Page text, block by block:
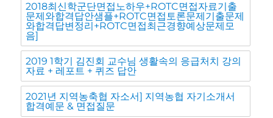
2018최신학군단면접노하우+ROTC면접자료기출
문제와합격답안샘플+ROTC면접토론문제기출문제
와합격답변정리+ROTC면접최근경향예상문제모
음]
2019 1학기 김진회 교수님 생활속의 응급처치 강의
자료 + 레포트 + 퀴즈 답안
2021년 지역농축협 자소서] 지역농협 자기소개서
합격예문 & 면접질문